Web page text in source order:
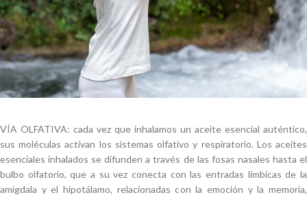
VÍA OLFATIVA: cada vez que inhalamos un aceite esencial auténtico,
sus moléculas activan los sistemas olfativo y respiratorio. Los aceites
esenciales inhalados se difunden a través de las fosas nasales hasta el
bulbo olfatorio, que a su vez conecta con las entradas límbicas de la
amígdala y el hipotálamo, relacionadas con la emoción y la memoria,